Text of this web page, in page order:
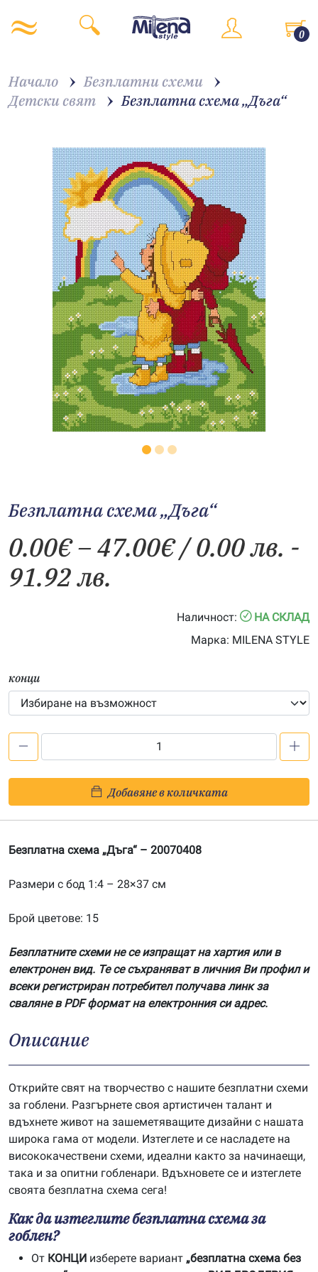
0
Начало
Безплатни схеми
Детски свят
Безплатна схема „Дъга“
Безплатна схема „Дъга“
0.00€–47.00€Price
0.00€
through
/ 0.00 лв. -
91.92 лв.
Наличност:
НА СКЛАД
Марка: MILENA STYLE
конци
схема
„Дъга“
Добавяне в количката
Безплатна схема „Дъга“ – 20070408
Размери с бод 1:4 – 28×37 см
Брой цветове: 15
Безплатните схеми не се изпращат на хартия или в
електронен вид. Те се съхраняват в личния Ви профил и
всеки регистриран потребител получава линк за
сваляне в PDF формат на електронния си адрес.
Описание
Открийте свят на творчество с нашите безплатни схеми
за гоблени. Разгърнете своя артистичен талант и
вдъхнете живот на зашеметяващите дизайни с нашата
широка гама от модели. Изтеглете и се насладете на
висококачествени схеми, идеални както за начинаещи,
така и за опитни гобленари. Вдъхновете се и изтеглете
своята безплатна схема сега!
Как да изтеглите безплатна схема за
гоблен?
От КОНЦИ изберете вариант „безплатна схема без